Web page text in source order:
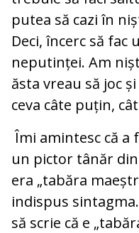
putea să cazi în
Deci, încerc să fac
neputinței. Am
ăsta vreau să joc
ceva câte puțin,
Îmi amintesc că a
un pictor tânăr din
era „tabăra
indispus
să scrie că e